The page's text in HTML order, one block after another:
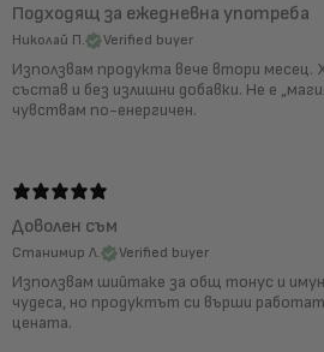
Подходящ за ежедневна употреба
Николай П. Verified buyer
Използвам продукта вече втори месец.
състав и без излишни добавки. Не е
чувствам по-енергичен.
Доволен съм
Станимир Л. Verified buyer
Използвам шийтаке за общ тонус и
чудеса, но продуктът си върши
цената.